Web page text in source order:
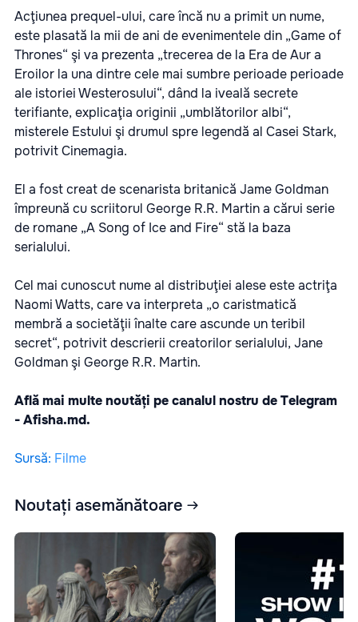
Acţiunea prequel-ului, care încă nu a primit un nume,
este plasată la mii de ani de evenimentele din „Game of
Thrones“ şi va prezenta „trecerea de la Era de Aur a
Eroilor la una dintre cele mai sumbre perioade perioade
ale istoriei Westerosului“, dând la iveală secrete
terifiante, explicaţia originii „umblătorilor albi“,
misterele Estului şi drumul spre legendă al Casei Stark,
potrivit Cinemagia.
El a fost creat de scenarista britanică Jame Goldman
împreună cu scriitorul George R.R. Martin a cărui serie
de romane „A Song of Ice and Fire“ stă la baza
serialului.
Cel mai cunoscut nume al distribuţiei alese este actriţa
Naomi Watts, care va interpreta „o caristmatică
membră a societăţii înalte care ascunde un teribil
secret“, potrivit descrierii creatorilor serialului, Jane
Goldman şi George R.R. Martin.
Află mai multe noutăți pe canalul nostru de Telegram
-Afisha.md.
Sursă: Filme
Noutați asemănătoare